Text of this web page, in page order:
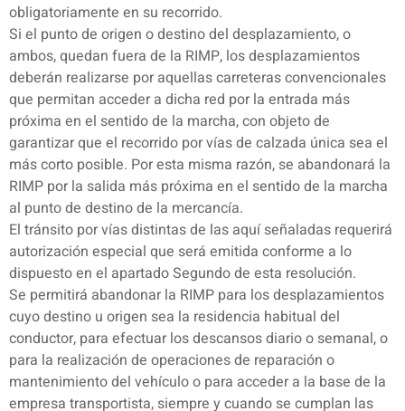
obligatoriamente en su recorrido.
Si el punto de origen o destino del desplazamiento, o
ambos, quedan fuera de la RIMP, los desplazamientos
deberán realizarse por aquellas carreteras convencionales
que permitan acceder a dicha red por la entrada más
próxima en el sentido de la marcha, con objeto de
garantizar que el recorrido por vías de calzada única sea el
más corto posible. Por esta misma razón, se abandonará la
RIMP por la salida más próxima en el sentido de la marcha
al punto de destino de la mercancía.
El tránsito por vías distintas de las aquí señaladas requerirá
autorización especial que será emitida conforme a lo
dispuesto en el apartado Segundo de esta resolución.
Se permitirá abandonar la RIMP para los desplazamientos
cuyo destino u origen sea la residencia habitual del
conductor, para efectuar los descansos diario o semanal, o
para la realización de operaciones de reparación o
mantenimiento del vehículo o para acceder a la base de la
empresa transportista, siempre y cuando se cumplan las